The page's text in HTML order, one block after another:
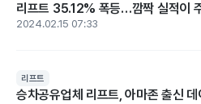
리프트 35.12% 폭등…깜짝 실적이
2024.02.15 07:33
리프트
승차공유업체 리프트, 아마존 출신